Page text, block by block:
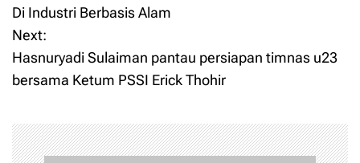
s
t
n
a
v
Di Industri Berbasis Alam
Next:
Hasnuryadi Sulaiman pantau persiapan timnas u23
bersama Ketum PSSI Erick Thohir